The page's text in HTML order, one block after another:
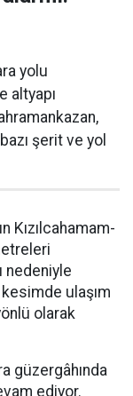
yolu
altyapı
şerit ve yol
Kızılcahamam-
nedeniyle
ulaşım
olarak
güzergâhında
ediyor.